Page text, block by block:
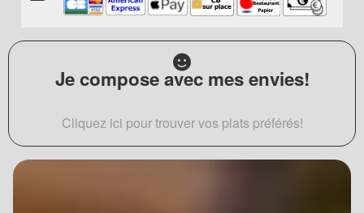
Je compose avec mes envies!
Cliquez ici pour trouver vos plats préférés!